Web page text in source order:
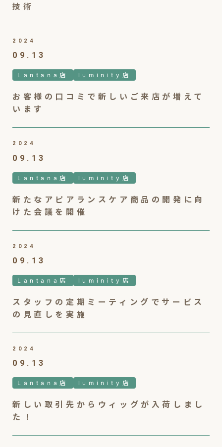
技術
2024
09.13
Lantana店 luminity店
お客様の口コミで新しいご来店が増えて
います
2024
09.13
Lantana店 luminity店
新たなアピアランスケア商品の開発に向
けた会議を開催
2024
09.13
Lantana店 luminity店
スタッフの定期ミーティングでサービス
の見直しを実施
2024
09.13
Lantana店 luminity店
新しい取引先からウィッグが入荷しまし
た！